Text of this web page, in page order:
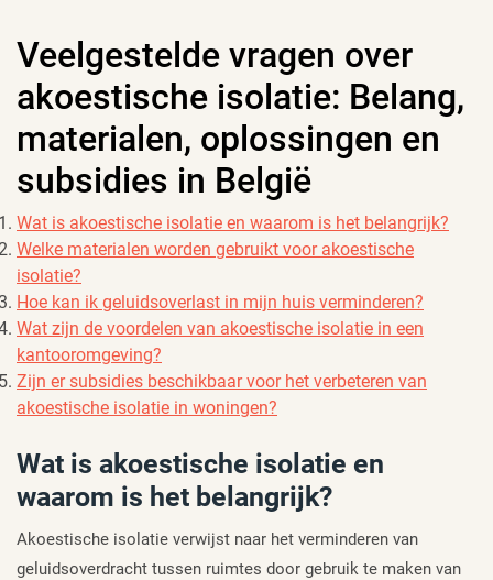
Veelgestelde vragen over
akoestische isolatie: Belang,
materialen, oplossingen en
subsidies in België
Wat is akoestische isolatie en waarom is het belangrijk?
Welke materialen worden gebruikt voor akoestische
isolatie?
Hoe kan ik geluidsoverlast in mijn huis verminderen?
Wat zijn de voordelen van akoestische isolatie in een
kantooromgeving?
Zijn er subsidies beschikbaar voor het verbeteren van
akoestische isolatie in woningen?
Wat is akoestische isolatie en
waarom is het belangrijk?
Akoestische isolatie verwijst naar het verminderen van
geluidsoverdracht tussen ruimtes door gebruik te maken van